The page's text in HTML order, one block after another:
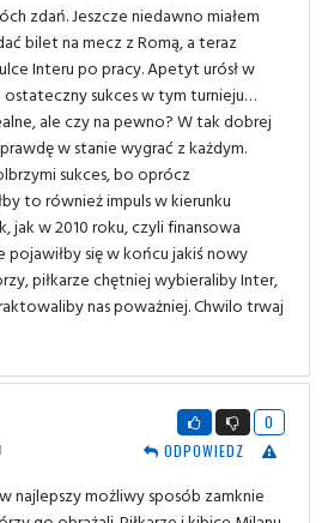
zdań. Jeszcze niedawno miałem
bilet na mecz z Romą, a teraz
Interu po pracy. Apetyt urósł w
ostateczny sukces w tym turnieju…
ale czy na pewno? W tak dobrej
w stanie wygrać z każdym.
sukces, bo oprócz
to również impuls w kierunku
jak w 2010 roku, czyli finansowa
pojawiłby się w końcu jakiś nowy
piłkarze chętniej wybieraliby Inter,
nas poważniej. Chwilo trwaj
0
ODPOWIEDZ
najlepszy możliwy sposób zamknie